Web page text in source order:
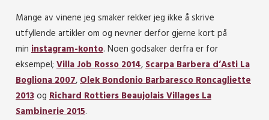
Mange av vinene jeg smaker rekker jeg ikke å skrive
utfyllende artikler om og nevner derfor gjerne kort på
min instagram-konto. Noen godsaker derfra er for
eksempel; Villa Job Rosso 2014,Scarpa Barbera d’Asti La
Bogliona 2007,Olek Bondonio Barbaresco Roncagliette
2013og Richard Rottiers Beaujolais Villages La
Sambinerie 2015.